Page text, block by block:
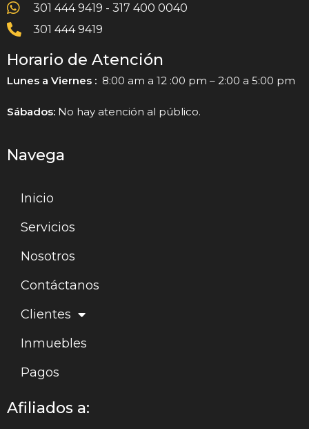
301 444 9419 - 317 400 0040
301 444 9419
Horario de Atención
Lunes a Viernes : 8:00 am a 12 :00 pm – 2:00 a 5:00 pm
Sábados: No hay atención al público.
Navega
Inicio
Servicios
Nosotros
Contáctanos
Clientes
Inmuebles
Pagos
Afiliados a: